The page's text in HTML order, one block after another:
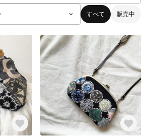
すべて 販売中